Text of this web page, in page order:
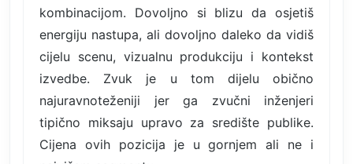
kombinacijom. Dovoljno si blizu da osjetiš
energiju nastupa, ali dovoljno daleko da vidiš
cijelu scenu, vizualnu produkciju i kontekst
izvedbe. Zvuk je u tom dijelu obično
najuravnoteženiji jer ga zvučni inženjeri
tipično miksaju upravo za središte publike.
Cijena ovih pozicija je u gornjem ali ne i